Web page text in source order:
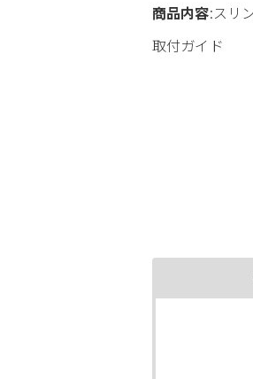
商品内容:スリ
取付ガイド